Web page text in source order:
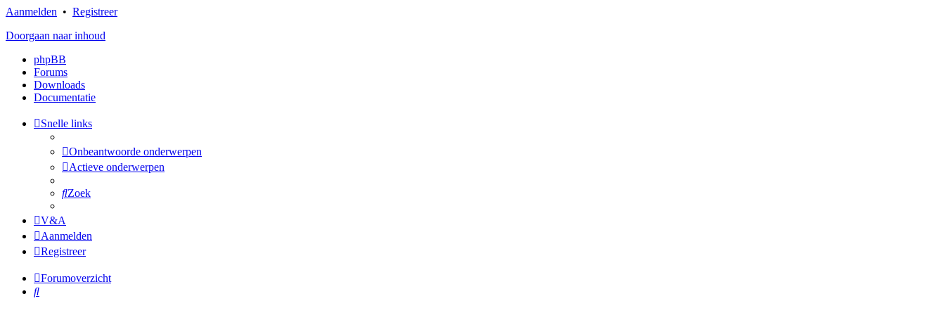
Aanmelden • Registreer
Doorgaan naar inhoud
phpBB
Forums
Downloads
Documentatie
Snelle links
Onbeantwoorde onderwerpen
Actieve onderwerpen
Zoek
V&A
Aanmelden
Registreer
Forumoverzicht
Zoek